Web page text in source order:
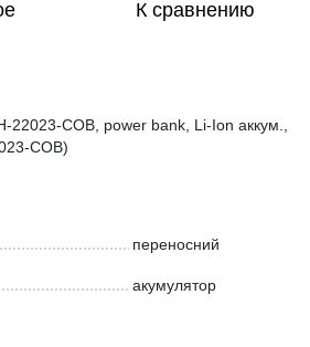
К сравнению
COB, power bank, Li-Ion аккум.,
COB)
переносний
акумулятор